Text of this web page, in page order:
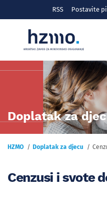
RSS Postavite
Doplatak za
HZMO Doplatak za djecu
Cenzusi i svote